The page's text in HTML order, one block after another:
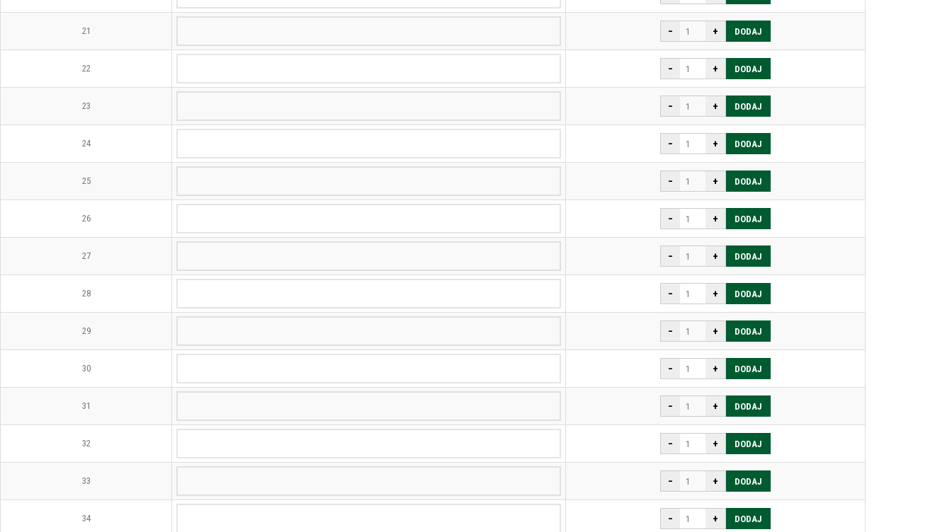
21 − + DODAJ
22 − + DODAJ
23 − + DODAJ
24 − + DODAJ
25 − + DODAJ
26 − + DODAJ
27 − + DODAJ
28 − + DODAJ
29 − + DODAJ
30 − + DODAJ
31 − + DODAJ
32 − + DODAJ
33 − + DODAJ
34 − + DODAJ